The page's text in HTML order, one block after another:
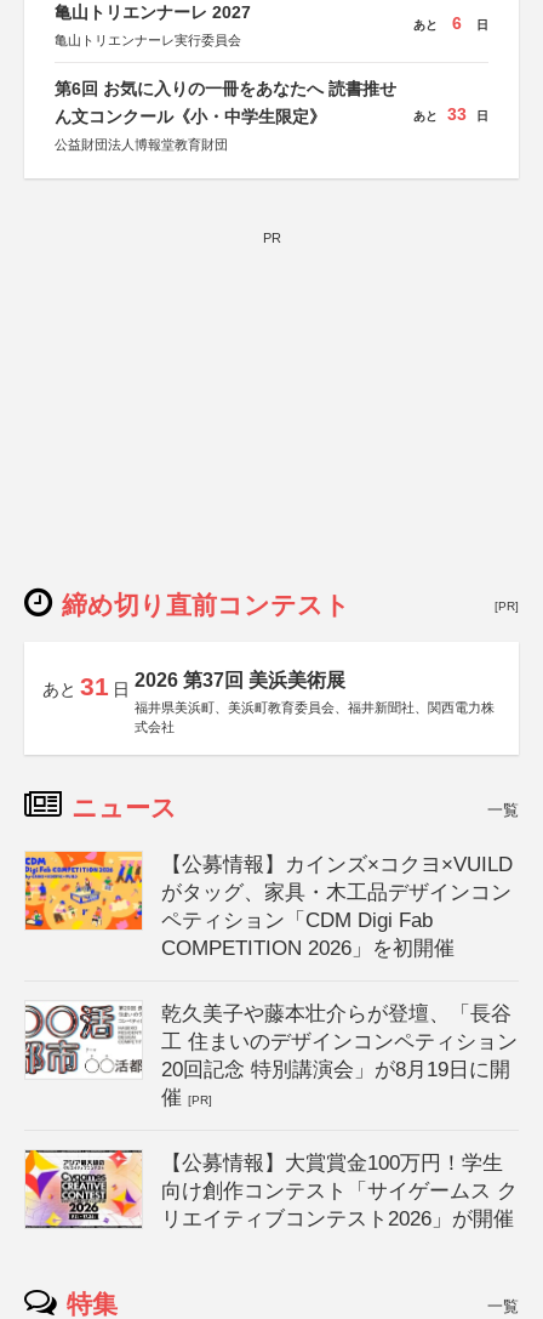
亀山トリエンナーレ 2027
亀山トリエンナーレ実行委員会
あと 6 日
第6回 お気に入りの一冊をあなたへ 読書推せ
ん文コンクール《小・中学生限定》
公益財団法人博報堂教育財団
あと 33 日
PR
締め切り直前コンテスト [PR]
あと 31 日 2026 第37回 美浜美術展
福井県美浜町、美浜町教育委員会、福井新聞社、関西電力株
式会社
ニュース 一覧
【公募情報】カインズ×コクヨ×VUILD
がタッグ、家具・木工品デザインコン
ペティション「CDM Digi Fab
COMPETITION 2026」を初開催
乾久美子や藤本壮介らが登壇、「長谷
工 住まいのデザインコンペティション
20回記念 特別講演会」が8月19日に開
催[PR]
【公募情報】大賞賞金100万円！学生
向け創作コンテスト「サイゲームス ク
リエイティブコンテスト2026」が開催
特集 一覧